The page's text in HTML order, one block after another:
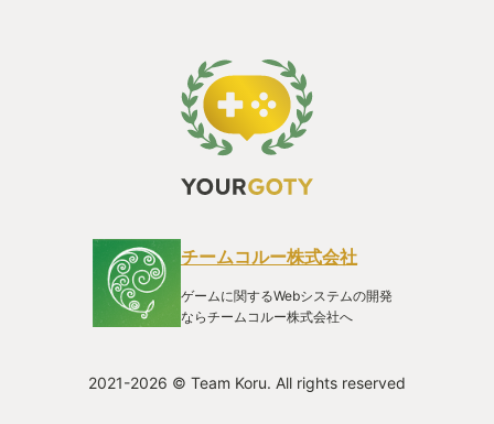
チームコルー株式会社
ゲームに関するWebシステムの開発
ならチームコルー株式会社へ
2021-2026 © Team Koru. All rights reserved